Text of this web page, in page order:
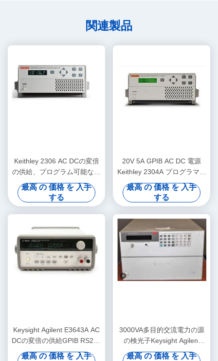
関連製品
Keithley 2306 AC DCの変倍
の供給、プログラム可能な充
電器の検光子
最高 の 価格 を 入手
する
20V 5A GPIB AC DC 電源
Keithley 2304A プログラマブ
ル機器
最高 の 価格 を 入手
する
Keysight Agilent E3643A AC
DCの変倍の供給GPIB RS232
の馬小屋
最高 の 価格 を 入手
3000VA多目的交流電力の源
の検光子Keysight Agilent
6814B 150/300V 20/10A
最高 の 価格 を 入手